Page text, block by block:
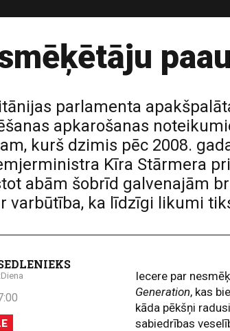
parlamenta
apkarošanas
kurš dzimis pēc 2008.
Kīra Stārmera
abām šobrīd galvenajām
varbūtība, ka līdzīgi likumi
Iecere par
Generation, kas
kāda pēkšņi
sabiedrības